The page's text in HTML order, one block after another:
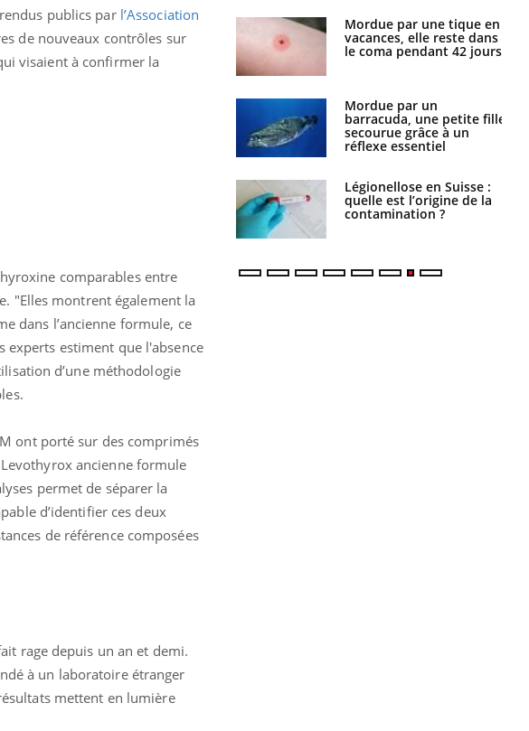
publics par l’Association
de nouveaux contrôles sur
visaient à confirmer la
comparables entre
"Elles montrent également la
dans l’ancienne formule, ce
experts estiment que l'absence
d’une méthodologie
ont porté sur des comprimés
ancienne formule
permet de séparer la
d’identifier ces deux
de référence composées
rage depuis un an et demi.
à un laboratoire étranger
mettent en lumière
Mordue par une tique en
vacances, elle reste dans
le coma pendant 42 jours
Mordue par un
barracuda, une petite fille
secourue grâce à un
réflexe essentiel
Légionellose en Suisse :
quelle est l’origine de la
contamination ?
Allergies alimentaires :
une nouvelle arme contre
les réactions sévères
Comment gérer le
sommeil des enfants en
vacances ?
Bilan prévention : ce que
les kinés pourront
bientôt faire